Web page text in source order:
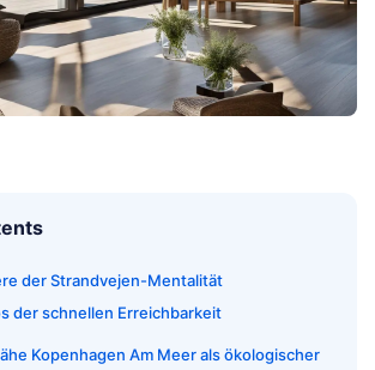
der Strandvejen-Mentalität
der schnellen Erreichbarkeit
Kopenhagen Am Meer als ökologischer